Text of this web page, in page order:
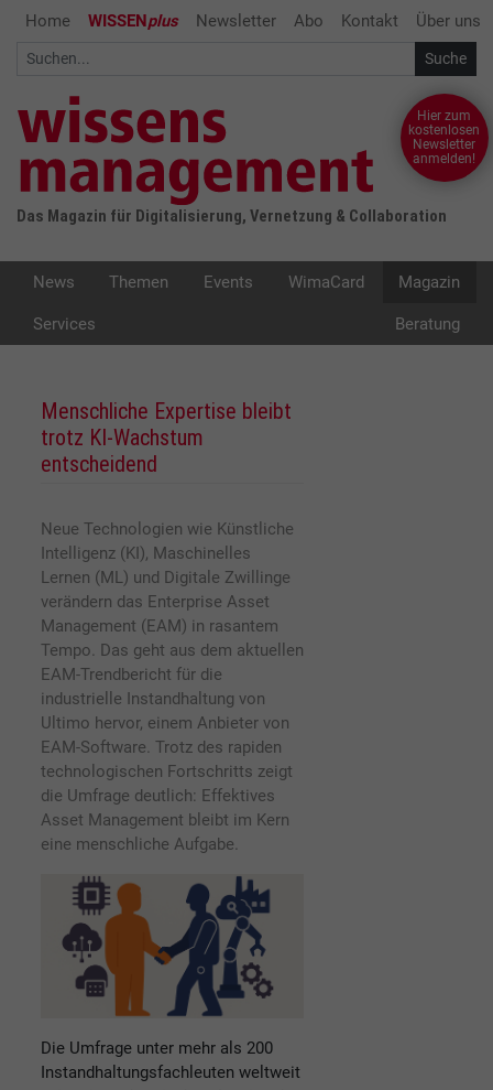
Home WISSENplus Newsletter Abo Kontakt Über uns
Das Magazin für Digitalisierung, Vernetzung & Collaboration
Hier zum
kostenlosen
Newsletter
anmelden!
News Themen Events WimaCard Magazin
Services Beratung
Menschliche Expertise bleibt
trotz KI-Wachstum
entscheidend
Neue Technologien wie Künstliche
Intelligenz (KI), Maschinelles
Lernen (ML) und Digitale Zwillinge
verändern das Enterprise Asset
Management (EAM) in rasantem
Tempo. Das geht aus dem aktuellen
EAM-Trendbericht für die
industrielle Instandhaltung von
Ultimo hervor, einem Anbieter von
EAM-Software. Trotz des rapiden
technologischen Fortschritts zeigt
die Umfrage deutlich: Effektives
Asset Management bleibt im Kern
eine menschliche Aufgabe.
Die Umfrage unter mehr als 200
Instandhaltungsfachleuten weltweit